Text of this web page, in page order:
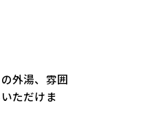
外湯、雰囲
ただけま